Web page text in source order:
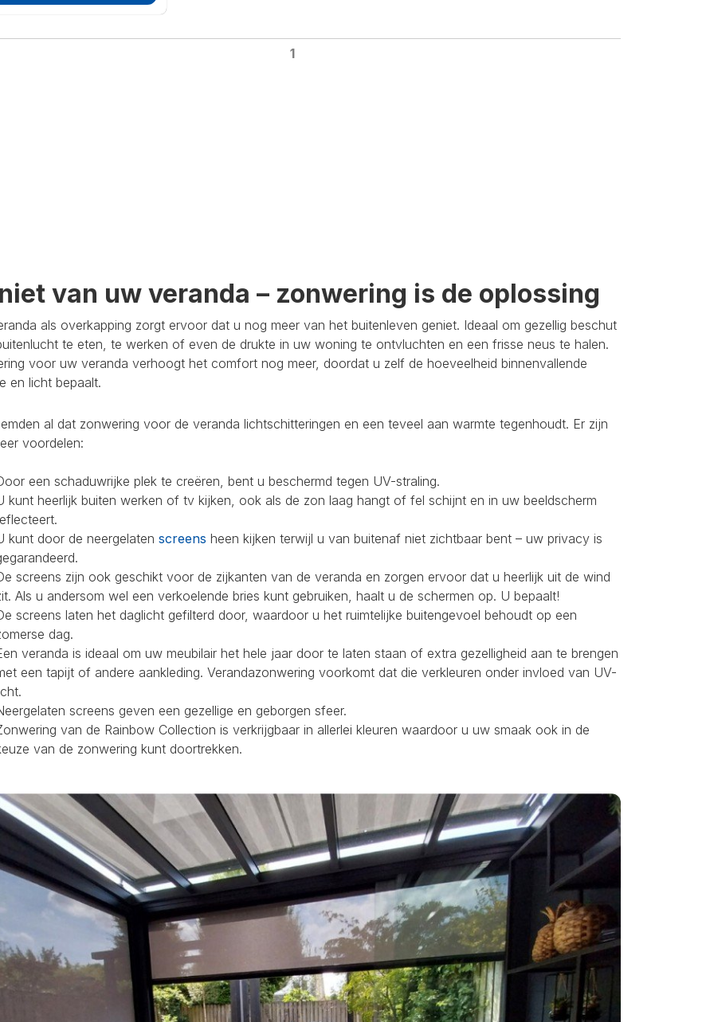
1
van uw veranda – zonwering is de oplossing
als overkapping zorgt ervoor dat u nog meer van het buitenleven geniet. Ideaal om gezellig beschut
te eten, te werken of even de drukte in uw woning te ontvluchten en een frisse neus te halen.
voor uw veranda verhoogt het comfort nog meer, doordat u zelf de hoeveelheid binnenvallende
en licht bepaalt.
al dat zonwering voor de veranda lichtschitteringen en een teveel aan warmte tegenhoudt. Er zijn
voordelen:
een schaduwrijke plek te creëren, bent u beschermd tegen UV-straling.
kunt heerlijk buiten werken of tv kijken, ook als de zon laag hangt of fel schijnt en in uw beeldscherm
kunt door de neergelaten screens heen kijken terwijl u van buitenaf niet zichtbaar bent – uw privacy is
screens zijn ook geschikt voor de zijkanten van de veranda en zorgen ervoor dat u heerlijk uit de wind
Als u andersom wel een verkoelende bries kunt gebruiken, haalt u de schermen op. U bepaalt!
screens laten het daglicht gefilterd door, waardoor u het ruimtelijke buitengevoel behoudt op een
dag.
veranda is ideaal om uw meubilair het hele jaar door te laten staan of extra gezelligheid aan te brengen
een tapijt of andere aankleding. Verandazonwering voorkomt dat die verkleuren onder invloed van UV-
screens geven een gezellige en geborgen sfeer.
van de Rainbow Collection is verkrijgbaar in allerlei kleuren waardoor u uw smaak ook in de
van de zonwering kunt doortrekken.